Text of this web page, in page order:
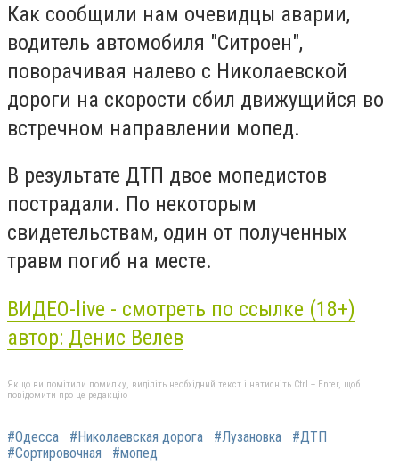
Как сообщили нам очевидцы аварии,
водитель автомобиля "Ситроен",
поворачивая налево с Николаевской
дороги на скорости сбил движущийся во
встречном направлении мопед.
В результате ДТП двое мопедистов
пострадали. По некоторым
свидетельствам, один от полученных
травм погиб на месте.
ВИДЕО-live - смотреть по ссылке (18+)
автор: Денис Велев
Якщо ви помітили помилку, виділіть необхідний текст і натисніть Ctrl + Enter, щоб
повідомити про це редакцію
#Одесса #Николаевская дорога #Лузановка
#ДТП
#Сортировочная
#мопед